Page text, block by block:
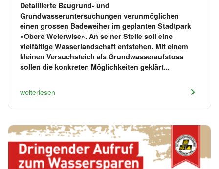
Detaillierte Baugrund- und
Grundwasseruntersuchungen verunmöglichen
einen grossen Badeweiher im geplanten Stadtpark
«Obere Weierwise». An seiner Stelle soll eine
vielfältige Wasserlandschaft entstehen. Mit einem
kleinen Versuchsteich als Grundwasseraufstoss
sollen die konkreten Möglichkeiten geklärt...
weiterlesen